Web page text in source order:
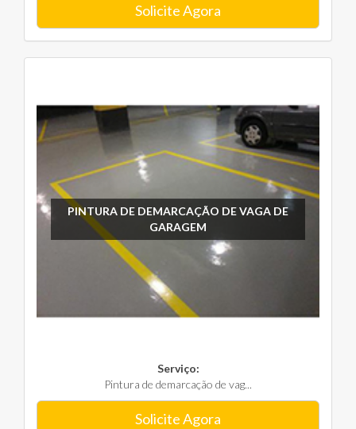
Solicite Agora
PINTURA DE DEMARCAÇÃO DE VAGA DE
GARAGEM
Serviço:
Pintura de demarcação de vag...
Solicite Agora